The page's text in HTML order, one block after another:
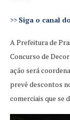
>> Siga o canal
A Prefeitura de
Concurso de
ação será
prevê descontos
comerciais que se